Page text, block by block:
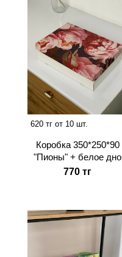
620 тг от 10 шт.
Коробка 350*250*90
"Пионы" + белое дно
770 тг